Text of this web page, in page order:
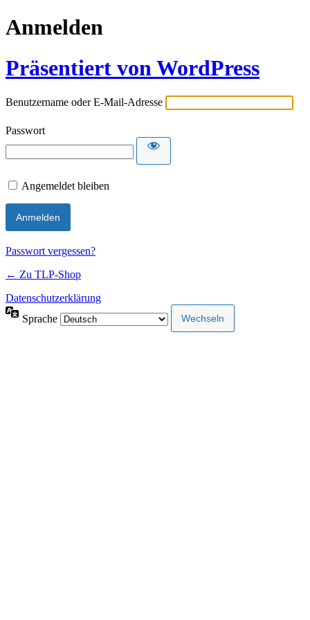
Anmelden
Präsentiert von WordPress
Benutzername oder E-Mail-Adresse
Passwort
Angemeldet bleiben
Passwort vergessen?
← Zu TLP-Shop
Datenschutzerklärung
Sprache